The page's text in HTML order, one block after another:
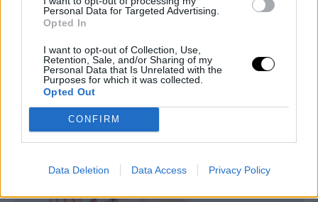
Personal Data for Targeted Advertising.
Opted In
I want to opt-out of Collection, Use,
Retention, Sale, and/or Sharing of my
Personal Data that Is Unrelated with the
Purposes for which it was collected.
Opted Out
CONFIRM
Data Deletion Data Access Privacy Policy
αγαπημένη θεραπεία των δερματολόγων